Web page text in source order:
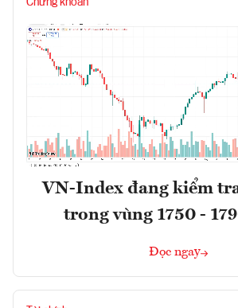
Chứng khoán
VN-Index đang kiểm
trong vùng 1750 -
Đọc ngay